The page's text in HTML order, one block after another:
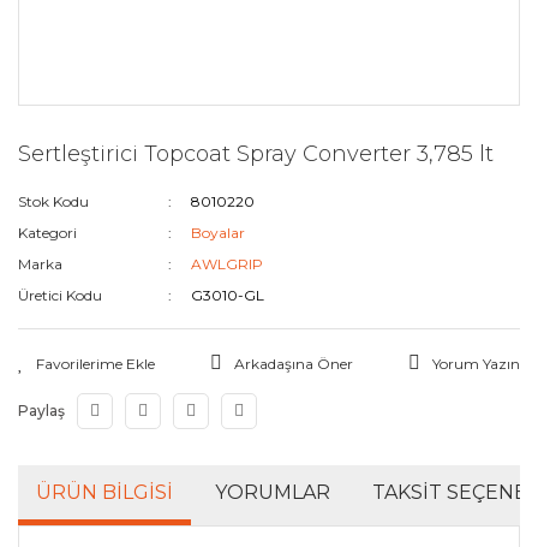
Sertleştirici Topcoat Spray Converter 3,785 lt
Stok Kodu
8010220
Kategori
Boyalar
Marka
AWLGRIP
Üretici Kodu
G3010-GL
Arkadaşına Öner Yorum Yazın
Paylaş
ÜRÜN BILGISI YORUMLAR TAKSIT